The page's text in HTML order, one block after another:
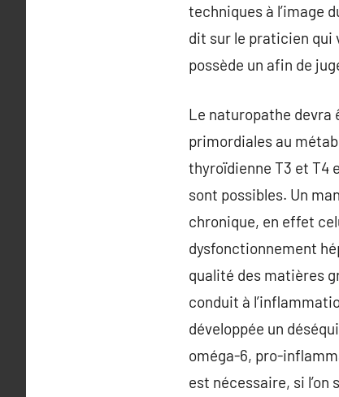
techniques à l’image
dit sur le praticien qui
possède un afin de
Le naturopathe devra
primordiales au
thyroïdienne T3 et T4
sont possibles. Un
chronique, en effet
dysfonctionnement
qualité des matières
conduit à
développée un
oméga-6, pro-
est nécessaire, si